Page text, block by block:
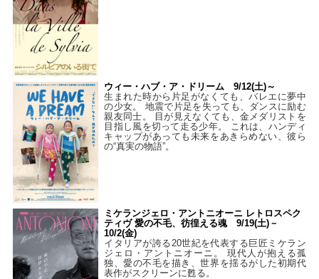
ウィー・ハブ・ア・ドリーム 9/12(土)～
生まれた時から片足がなくても、バレエに夢中
の少女。 地震で片足を失っても、ダンスに励む
親友同士。 目が見えなくても、金メダリストを
目指し風を切って走る少年。 これは、ハンディ
キャップがあっても未来をあきらめない、彼ら
の“真実の物語”。
ミケランジェロ・アントニオーニ レトロスペク
ティヴ 愛の不毛、彷徨える魂 9/19(土)－
10/2(金)
イタリアが誇る20世紀を代表する巨匠ミケラン
ジェロ・アントニオーニ。 現代人が抱える孤
独、愛の不毛を描き、世界を揺るがした初期代
表作がスクリーンに甦る。